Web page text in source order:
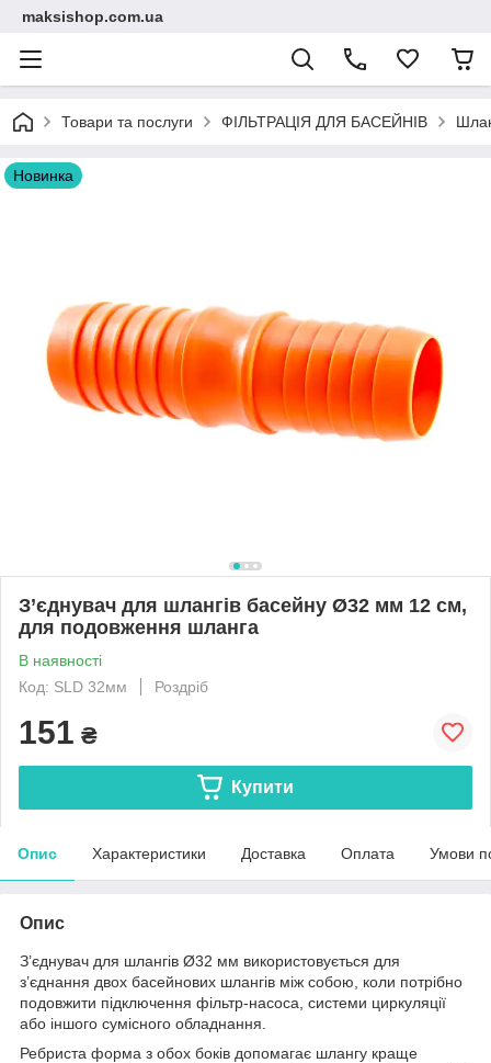
maksishop.com.ua
Товари та послуги ФІЛЬТРАЦІЯ ДЛЯ БАСЕЙНІВ
Новинка
З’єднувач для шлангів басейну Ø32 мм 12 см,
для подовження шланга
В наявності
Код: SLD 32мм
Роздріб
151 ₴
Купити
Опис Характеристики Доставка Оплата Умови
Опис
З’єднувач для шлангів Ø32 мм використовується для
з’єднання двох басейнових шлангів між собою, коли потрібно
подовжити підключення фільтр-насоса, системи циркуляції
або іншого сумісного обладнання.
Ребриста форма з обох боків допомагає шлангу краще